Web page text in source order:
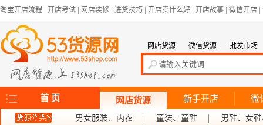
淘宝开店流程 开店考试 网店装修 进货技巧 开店卖什么好 开店故事 微信开店
网店货源 微信货源 批发市场
首 页 网店货源 新手开店 微
男女服装、内衣 童装、童鞋
男鞋、女